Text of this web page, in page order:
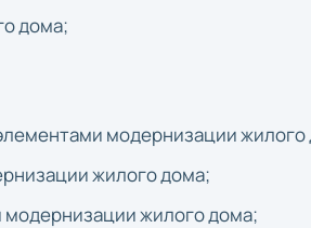
дома;
модернизации
жилого дома;
модернизации жилого дома;